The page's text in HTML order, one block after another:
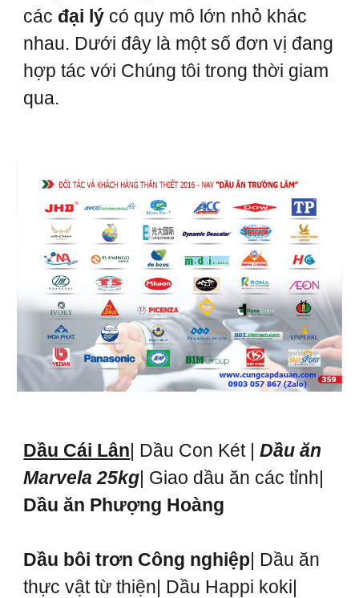
các đại lý có quy mô lớn nhỏ khác
nhau. Dưới đây là một số đơn vị đang
hợp tác với Chúng tôi trong thời giam
qua.
Dầu Cái Lân| Dầu Con Két |Dầu ăn
Marvela 25kg| Giao dầu ăn các tỉnh|
Dầu ăn Phượng Hoàng
Dầu bôi trơn Công nghiệp| Dầu ăn
thực vật từ thiện| Dầu Happi koki|